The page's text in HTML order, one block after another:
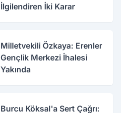
İlgilendiren İki Karar
Milletvekili Özkaya: Erenler
Gençlik Merkezi İhalesi
Yakında
Burcu Köksal'a Sert Çağrı: